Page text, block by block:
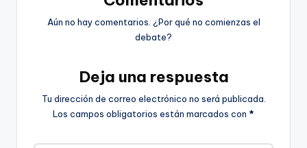
Aún no hay comentarios. ¿Por qué no comienzas el
debate?
Deja una respuesta
Tu dirección de correo electrónico no será publicada.
Los campos obligatorios están marcados con *